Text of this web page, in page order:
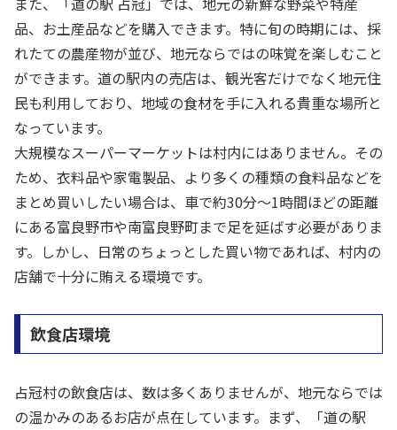
品、お土産品などを購入できます。特に旬の時期には、採
れたての農産物が並び、地元ならではの味覚を楽しむこと
ができます。道の駅内の売店は、観光客だけでなく地元住
民も利用しており、地域の食材を手に入れる貴重な場所と
なっています。
大規模なスーパーマーケットは村内にはありません。その
ため、衣料品や家電製品、より多くの種類の食料品などを
まとめ買いしたい場合は、車で約30分～1時間ほどの距離
にある富良野市や南富良野町まで足を延ばす必要がありま
す。しかし、日常のちょっとした買い物であれば、村内の
店舗で十分に賄える環境です。
飲食店環境
占冠村の飲食店は、数は多くありませんが、地元ならでは
の温かみのあるお店が点在しています。まず、「道の駅